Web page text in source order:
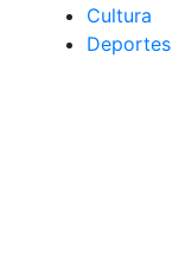
Cultura
Deportes